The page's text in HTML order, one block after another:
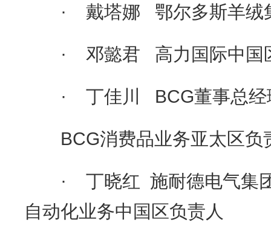
· 戴塔娜 鄂尔多斯羊绒
· 邓懿君 高力国际中国
· 丁佳川 BCG董事总经
BCG消费品业务亚太区负
· 丁晓红 施耐德电气集团
自动化业务中国区负责人